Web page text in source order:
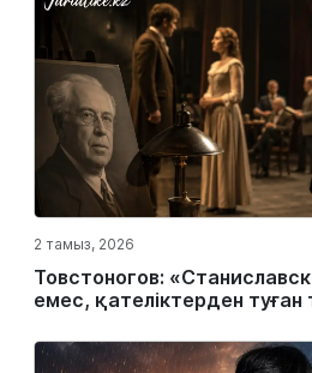
2 тамыз, 2026
Товстоногов:
емес, қателіктерден туған